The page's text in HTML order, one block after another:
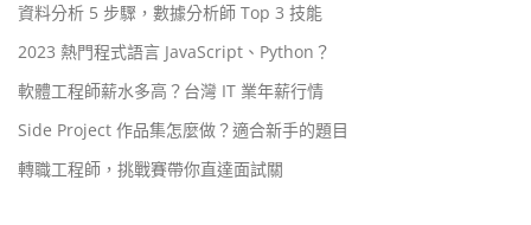
資料分析 5 步驟，數據分析師 Top 3 技能
2023 熱門程式語言 JavaScript、Python？
軟體工程師薪水多高？台灣 IT 業年薪行情
Side Project 作品集怎麼做？適合新手的題目
轉職工程師，挑戰賽帶你直達面試關